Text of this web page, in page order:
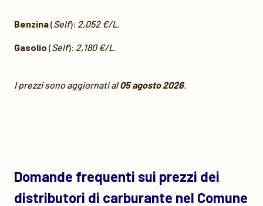
Benzina(Self): 2,052 €/L.
Gasolio (Self): 2,180 €/L.
I prezzi sono aggiornati al05 agosto 2026.
Domande frequenti sui prezzi dei
distributori di carburante nel Comune